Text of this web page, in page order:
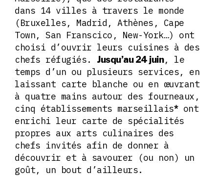
dans 14 villes à travers le monde
(Bruxelles, Madrid, Athènes, Cape
Town, San Franscico, New-York…) ont
choisi d’ouvrir leurs cuisines à des
chefs réfugiés. Jusqu’au 24 juin, le
temps d’un ou plusieurs services, en
laissant carte blanche ou en œuvrant
à quatre mains autour des fourneaux,
cinq établissements marseillais*ont
enrichi leur carte de spécialités
propres aux arts culinaires des
chefs invités afin de donner à
découvrir et à savourer (ou non) un
goût, un bout d’ailleurs.